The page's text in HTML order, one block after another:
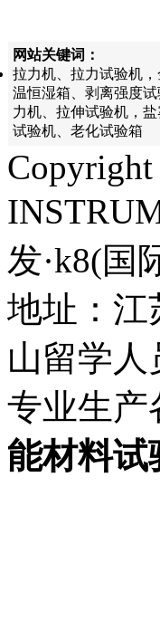
网站关键词：
拉力机、拉力试验机
温恒湿箱、剥离强度
力机、拉伸试验机，
试验机、老化试验箱
发·k8(国
地址：江
山留学人
专业生产
能材料试